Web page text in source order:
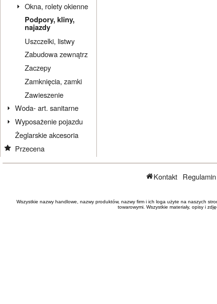
Okna, rolety okienne
Podpory, kliny,
najazdy
Uszczelki, listwy
Zabudowa zewnątrz
Zaczepy
Zamknięcia, zamki
Zawieszenie
Woda- art. sanitarne
Wyposażenie pojazdu
Żeglarskie akcesoria
Przecena
Kontakt
Wszystkie nazwy handlowe, nazwy produktów, nazwy firm i ich loga użyte na naszych
towarowymi. Wszystkie materiały, opisy i